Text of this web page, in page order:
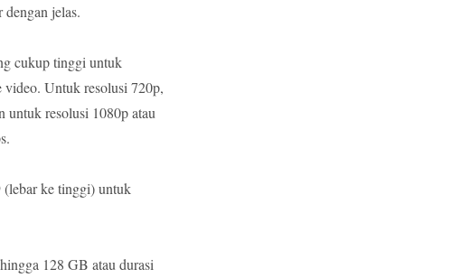
jelas.
cukup tinggi untuk
Untuk resolusi 720p,
untuk resolusi 1080p atau
(lebar ke tinggi) untuk
128 GB atau durasi